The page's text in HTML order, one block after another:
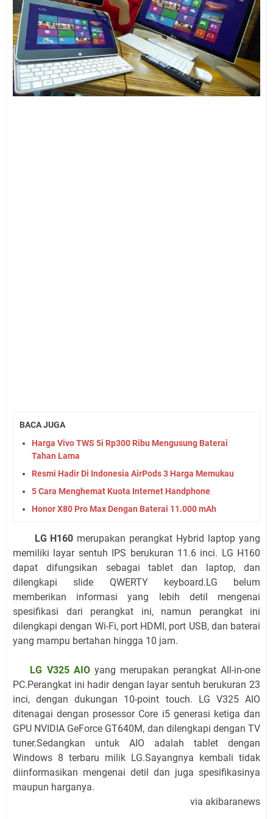
BACA JUGA
Harga Vivo TWS 5i Rp300 Ribu Mengusung Baterai
Tahan Lama
Resmi Hadir Di Indonesia AirPods 3 Harga Memukau
5 Cara Menghemat Kuota Internet Handphone
Honor X80 Pro Max Dengan Baterai 11.000 mAh
LG H160 merupakan perangkat Hybrid laptop yang
memiliki layar sentuh IPS berukuran 11.6 inci. LG H160
dapat difungsikan sebagai tablet dan laptop, dan
dilengkapi slide QWERTY keyboard.LG belum
memberikan informasi yang lebih detil mengenai
spesifikasi dari perangkat ini, namun perangkat ini
dilengkapi dengan Wi-Fi, port HDMI, port USB, dan baterai
yang mampu bertahan hingga 10 jam.
LG V325 AIOyang merupakan perangkat All-in-one
PC.Perangkat ini hadir dengan layar sentuh berukuran 23
inci, dengan dukungan 10-point touch. LG V325 AIO
ditenagai dengan prosessor Core i5 generasi ketiga dan
GPU NVIDIA GeForce GT640M, dan dilengkapi dengan TV
tuner.Sedangkan untuk AIO adalah tablet dengan
Windows 8 terbaru milik LG.Sayangnya kembali tidak
diinformasikan mengenai detil dan juga spesifikasinya
maupun harganya.
via akibaranews